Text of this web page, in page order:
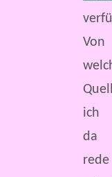
Von
ich
da
rede